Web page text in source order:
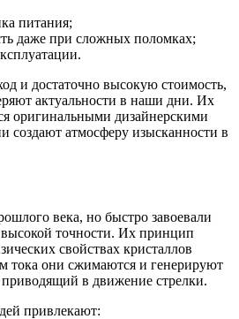
питания;
даже при сложных поломках;
и достаточно высокую стоимость,
актуальности в наши дни. Их
оригинальными дизайнерскими
создают атмосферу изысканности в
века, но быстро завоевали
высокой точности. Их принцип
свойствах кристаллов
тока они сжимаются и генерируют
в движение стрелки.
привлекают: